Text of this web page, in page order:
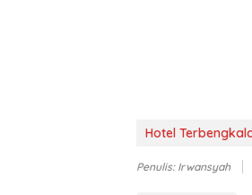
Hotel
Penulis: Irwansyah